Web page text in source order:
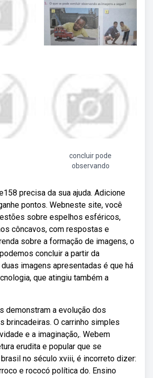
concluir pode
observando
precisa da sua ajuda. Adicione
pontos. Webneste site, você
sobre espelhos esféricos,
côncavos, com respostas e
sobre a formação de imagens, o
concluir a partir da
imagens apresentadas é que há
que atingiu também a
demonstram a evolução dos
brincadeiras. O carrinho simples
e a imaginação,. Webem
erudita e popular que se
no século xviii, é incorreto dizer:
e rococó política do. Ensino